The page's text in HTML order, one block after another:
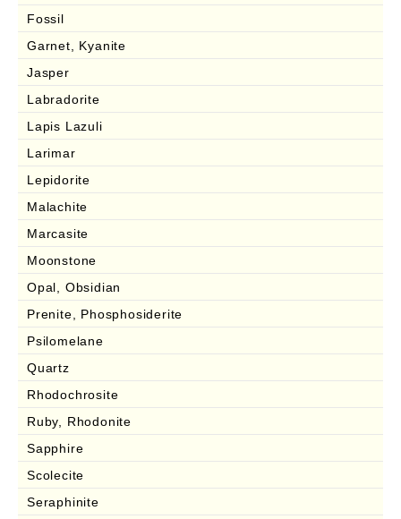
Fossil
Garnet, Kyanite
Jasper
Labradorite
Lapis Lazuli
Larimar
Lepidorite
Malachite
Marcasite
Moonstone
Opal, Obsidian
Prenite, Phosphosiderite
Psilomelane
Quartz
Rhodochrosite
Ruby, Rhodonite
Sapphire
Scolecite
Seraphinite